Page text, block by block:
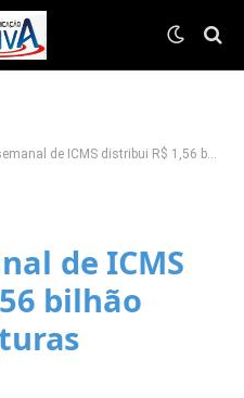
de ICMS distribui R$ 1,56 bilhão para as prefeituras paulistas
de ICMS
bilhão